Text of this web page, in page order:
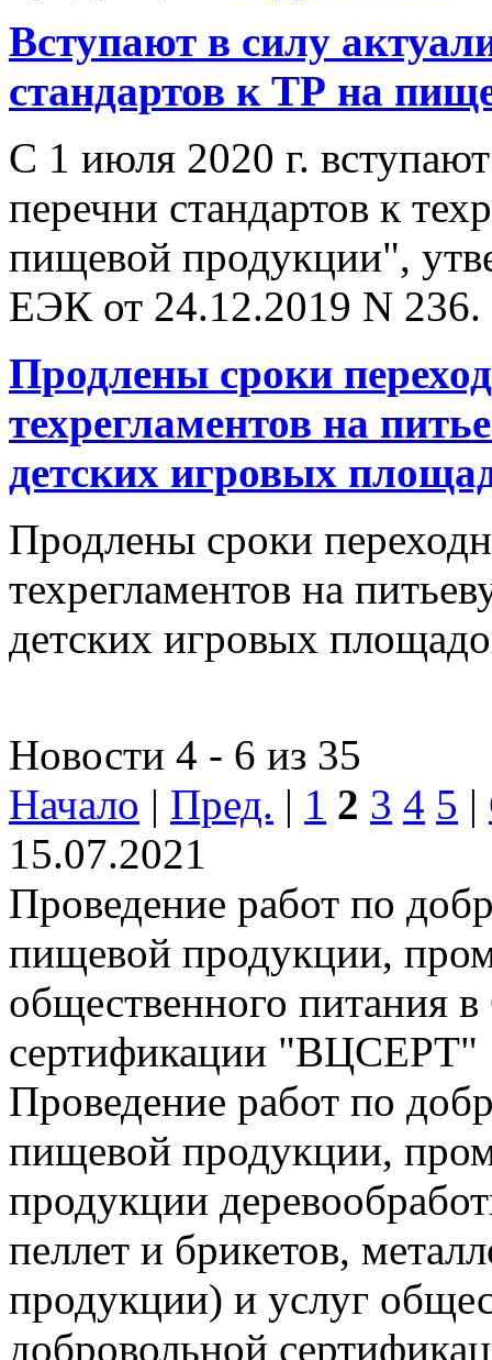
Вступают в силу
стандартов к ТР на
С 1 июля 2020 г.
перечни стандартов к
пищевой продукции",
ЕЭК от 24.12.2019 N 236.
Продлены сроки
техрегламентов на
детских игровых
Продлены сроки
техрегламентов на
детских игровых
Новости 4 - 6 из 35
Начало | Пред. | 1 2 3 4 5 |
15.07.2021
Проведение работ по
пищевой продукции,
общественного питания
сертификации "ВЦСЕРТ"
Проведение работ по
пищевой продукции,
продукции
пеллет и брикетов,
продукции) и услуг
добровольной